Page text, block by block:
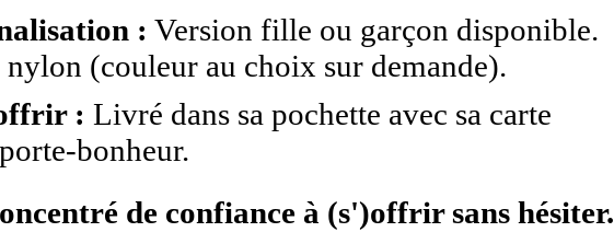
: Version fille ou garçon disponible.
(couleur au choix sur demande).
: Livré dans sa pochette avec sa carte
bonheur.
de confiance à (s')offrir sans hésiter.